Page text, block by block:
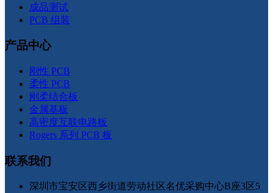
成品测试
PCB 组装
产品中心
刚性 PCB
柔性 PCB
刚柔结合板
金属基板
高密度互联电路板
Rogers 系列 PCB 板
联系我们
深圳市宝安区西乡街道劳动社区名优采购中心B座3区5